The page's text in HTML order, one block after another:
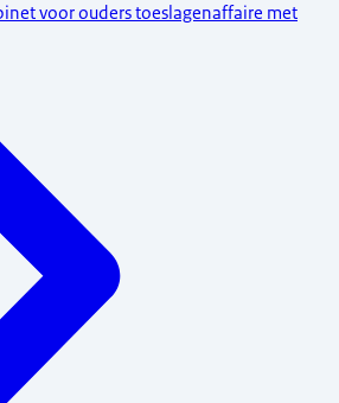
voor ouders toeslagenaffaire met